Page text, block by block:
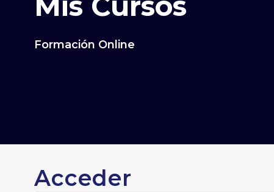
Formación Online
Acceder